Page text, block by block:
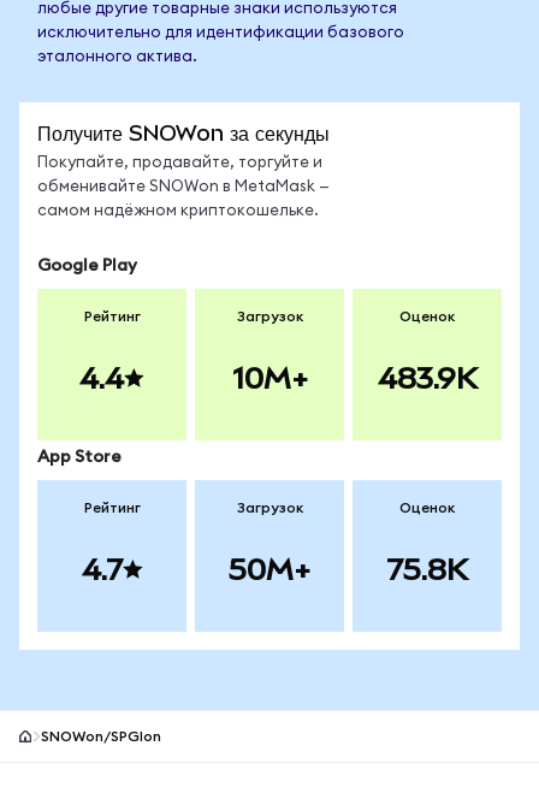
любые другие товарные знаки используются
исключительно для идентификации базового
эталонного актива.
Получите SNOWon за секунды
Покупайте, продавайте, торгуйте и
обменивайте SNOWon в MetaMask —
самом надёжном криптокошельке.
Google Play
Рейтинг
4.4
Загрузок
10M+
Оценок
483.9K
App Store
Рейтинг
4.7
Загрузок
50M+
Оценок
75.8K
SNOWon/SPGIon